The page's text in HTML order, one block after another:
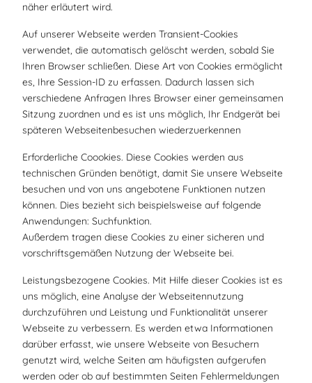
näher erläutert wird.
Auf unserer Webseite werden Transient-Cookies
verwendet, die automatisch gelöscht werden, sobald Sie
Ihren Browser schließen. Diese Art von Cookies ermöglicht
es, Ihre Session-ID zu erfassen. Dadurch lassen sich
verschiedene Anfragen Ihres Browser einer gemeinsamen
Sitzung zuordnen und es ist uns möglich, Ihr Endgerät bei
späteren Webseitenbesuchen wiederzuerkennen
Erforderliche Coookies. Diese Cookies werden aus
technischen Gründen benötigt, damit Sie unsere Webseite
besuchen und von uns angebotene Funktionen nutzen
können. Dies bezieht sich beispielsweise auf folgende
Anwendungen: Suchfunktion.
Außerdem tragen diese Cookies zu einer sicheren und
vorschriftsgemäßen Nutzung der Webseite bei.
Leistungsbezogene Cookies. Mit Hilfe dieser Cookies ist es
uns möglich, eine Analyse der Webseitennutzung
durchzuführen und Leistung und Funktionalität unserer
Webseite zu verbessern. Es werden etwa Informationen
darüber erfasst, wie unsere Webseite von Besuchern
genutzt wird, welche Seiten am häufigsten aufgerufen
werden oder ob auf bestimmten Seiten Fehlermeldungen